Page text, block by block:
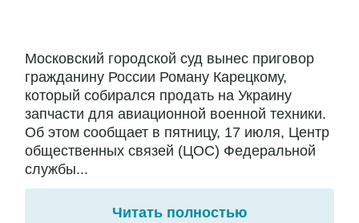
Московский городской суд вынес приговор
гражданину России Роману Карецкому,
который собирался продать на Украину
запчасти для авиационной военной техники.
Об этом сообщает в пятницу, 17 июля, Центр
общественных связей (ЦОС) Федеральной
службы...
Читать полностью